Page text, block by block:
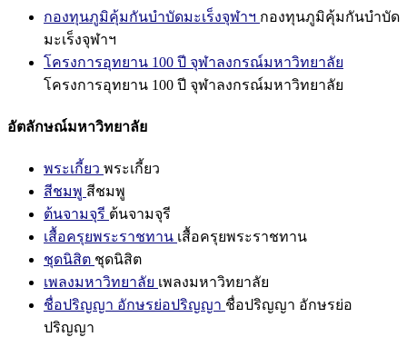
กองทุนภูมิคุ้มกันบำบัดมะเร็งจุฬาฯ กองทุนภูมิคุ้มกันบำบัด
มะเร็งจุฬาฯ
โครงการอุทยาน 100 ปี จุฬาลงกรณ์มหาวิทยาลัย
โครงการอุทยาน 100 ปี จุฬาลงกรณ์มหาวิทยาลัย
อัตลักษณ์มหาวิทยาลัย
พระเกี้ยว พระเกี้ยว
สีชมพู สีชมพู
ต้นจามจุรี ต้นจามจุรี
เสื้อครุยพระราชทาน เสื้อครุยพระราชทาน
ชุดนิสิต ชุดนิสิต
เพลงมหาวิทยาลัย เพลงมหาวิทยาลัย
ชื่อปริญญา อักษรย่อปริญญา ชื่อปริญญา อักษรย่อ
ปริญญา